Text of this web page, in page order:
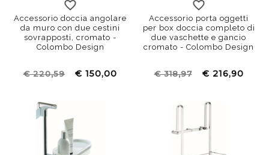
Accessorio doccia angolare
da muro con due cestini
sovrapposti, cromato -
Colombo Design
€ 220,59 € 150,00
Accessorio porta oggetti
per box doccia completo di
due vaschette e gancio
cromato - Colombo Design
€ 318,97 € 216,90